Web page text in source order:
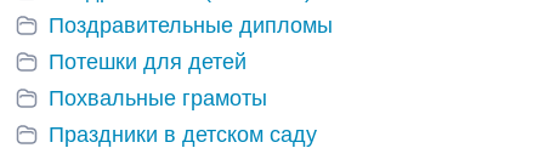
Поздравительные дипломы
Потешки для детей
Похвальные грамоты
Праздники в детском саду